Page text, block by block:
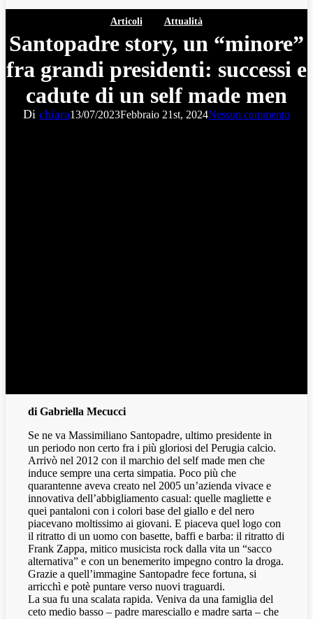
Articoli Attualità
Santopadre story, un “minore”
fra grandi presidenti: successi e
cadute di un self made men
Di chiara13/07/2023Febbraio 21st, 2024Nessun commento
di Gabriella Mecucci
Se ne va Massimiliano Santopadre, ultimo presidente in
un periodo non certo fra i più gloriosi del Perugia calcio.
Arrivò nel 2012 con il marchio del self made men che
induce sempre una certa simpatia. Poco più che
quarantenne aveva creato nel 2005 un’azienda vivace e
innovativa dell’abbigliamento casual: quelle magliette e
quei pantaloni con i colori base del giallo e del nero
piacevano moltissimo ai giovani. E piaceva quel logo con
il ritratto di un uomo con basette, baffi e barba: il ritratto di
Frank Zappa, mitico musicista rock dalla vita un “sacco
alternativa” e con un benemerito impegno contro la droga.
Grazie a quell’immagine Santopadre fece fortuna, si
arricchì e potè puntare verso nuovi traguardi.
La sua fu una scalata rapida. Veniva da una famiglia del
ceto medio basso – padre maresciallo e madre sarta – che